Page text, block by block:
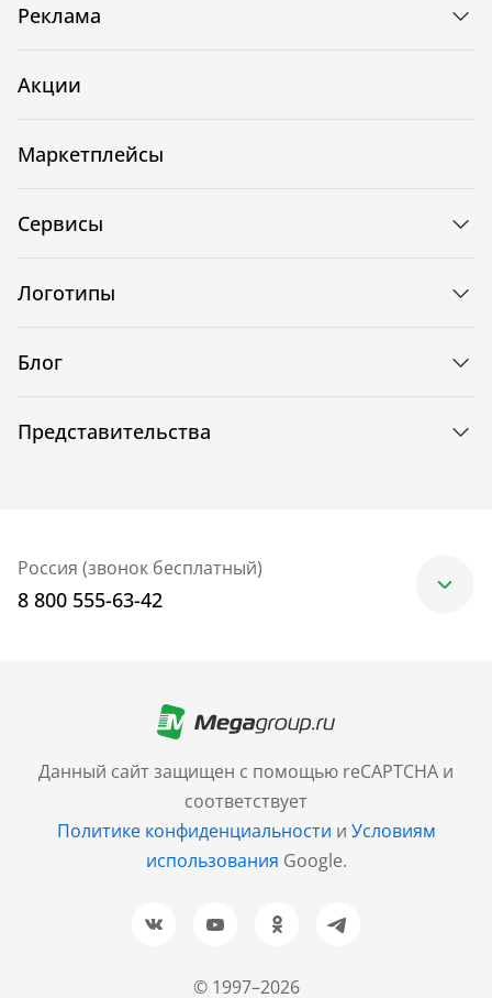
© 1997–2026
Данный сайт защищен с помощью reCAPTCHA и
соответствует
Политике конфиденциальности и Условиям
использования Google.
Реклама
Акции
Маркетплейсы
Сервисы
Логотипы
Блог
Представительства
Россия (звонок бесплатный)
8 800 555-63-42
+7 (499) 705-30-10
Санкт-Петербург
+7 (812) 600-77-33
Барнаул
+7 (961) 999-93-93
Новосибирск